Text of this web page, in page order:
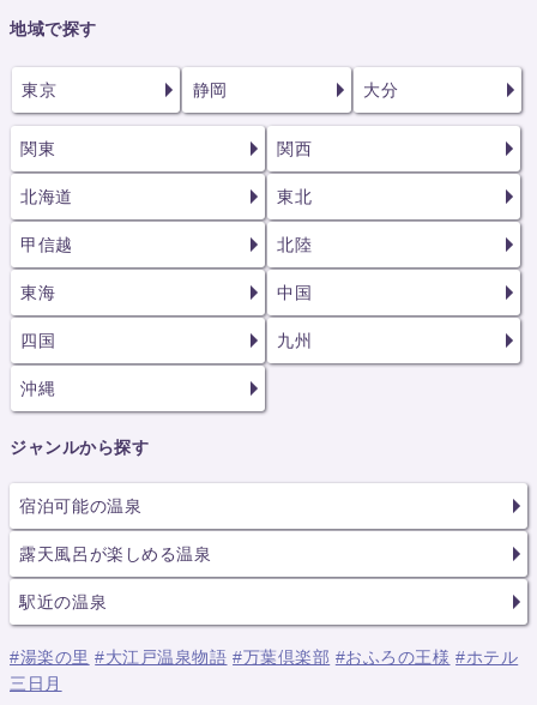
地域で探す
東京 静岡 大分
関東 関西
北海道 東北
甲信越 北陸
東海 中国
四国 九州
沖縄
ジャンルから探す
宿泊可能の温泉
露天風呂が楽しめる温泉
駅近の温泉
#湯楽の里 #大江戸温泉物語 #万葉倶楽部 #おふろの王様 #ホテル
三日月